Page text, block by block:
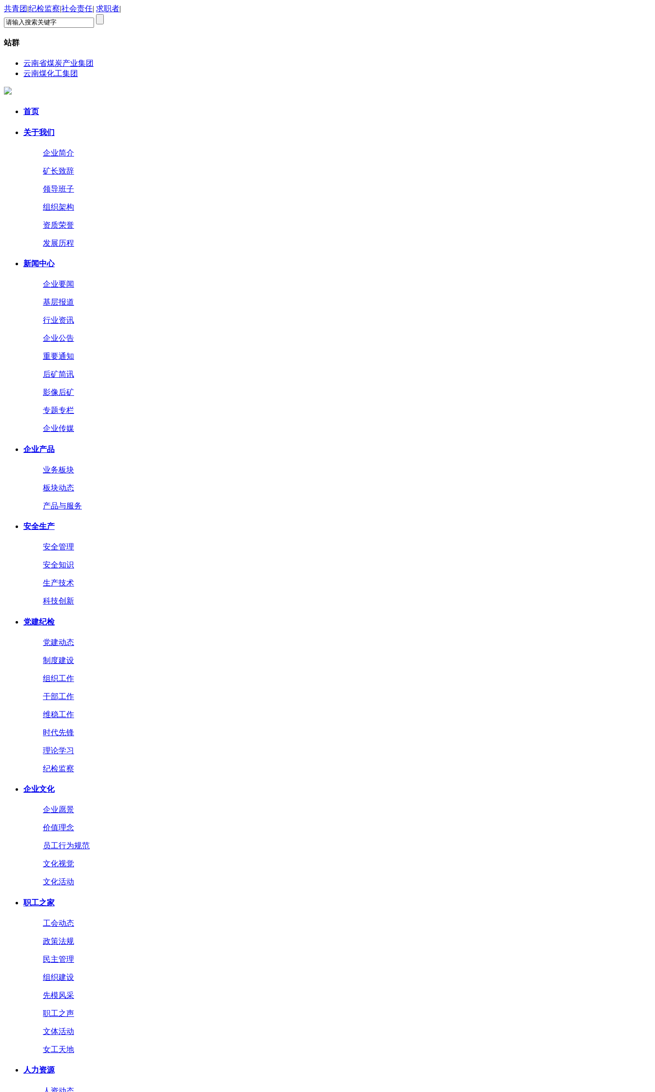
共青团 |纪检监察|社会责任| 求职者|
站群
云南省煤炭产业集团
云南煤化工集团
首页
关于我们
企业简介
矿长致辞
领导班子
组织架构
资质荣誉
发展历程
新闻中心
企业要闻
基层报道
行业资讯
企业公告
重要通知
后矿简讯
影像后矿
专题专栏
企业传媒
企业产品
业务板块
板块动态
产品与服务
安全生产
安全管理
安全知识
生产技术
科技创新
党建纪检
党建动态
制度建设
组织工作
干部工作
维稳工作
时代先锋
理论学习
纪检监察
企业文化
企业愿景
价值理念
员工行为规范
文化视觉
文化活动
职工之家
工会动态
政策法规
民主管理
组织建设
先模风采
职工之声
文体活动
女工天地
人力资源